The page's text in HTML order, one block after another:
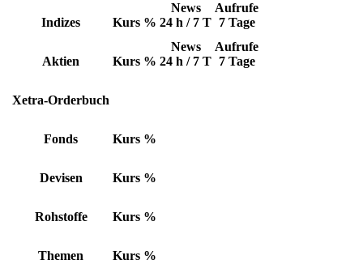
Indizes Kurs %
News
24 h / 7 T
Aufrufe
7 Tage
Aktien Kurs %
News
24 h / 7 T
Aufrufe
7 Tage
Xetra-Orderbuch
Fonds Kurs %
Devisen Kurs %
Rohstoffe Kurs %
Themen Kurs %